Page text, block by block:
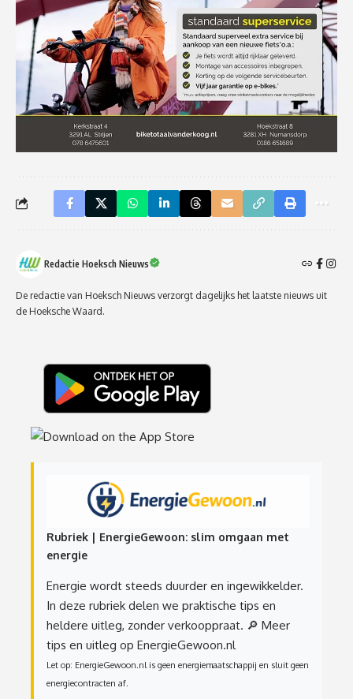
Redactie Hoeksch Nieuws
De redactie van Hoeksch Nieuws verzorgt dagelijks het laatste nieuws uit
de Hoeksche Waard.
Rubriek | EnergieGewoon: slim omgaan met
energie
Energie wordt steeds duurder en ingewikkelder.
In deze rubriek delen we praktische tips en
heldere uitleg, zonder verkooppraat. 🔎 Meer
tips en uitleg op EnergieGewoon.nl
Let op: EnergieGewoon.nl is geen energiemaatschappij en sluit geen
energiecontracten af.